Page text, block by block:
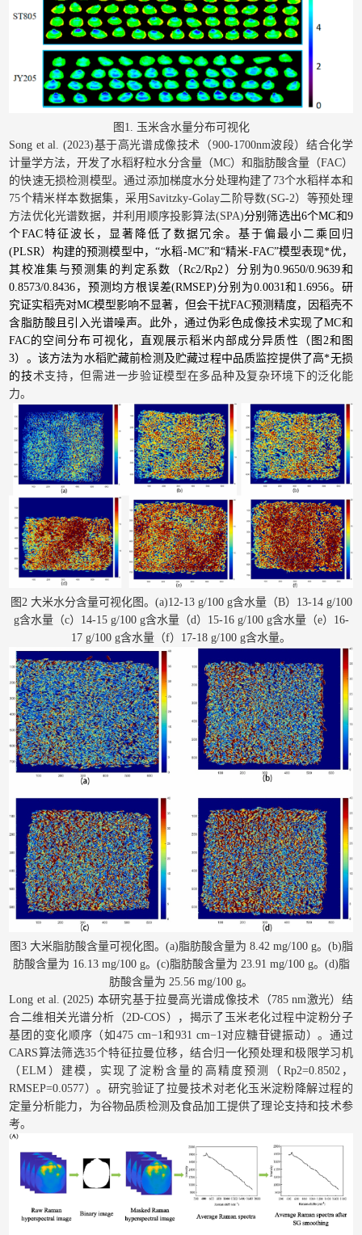
图1. 玉米含水量分布可视化
Song et al. (2023)基于高光谱成像技术（900-1700nm波段）结合化学
计量学方法，开发了水稻籽粒水分含量（MC）和脂肪酸含量（FAC）
的快速无损检测模型。通过添加梯度水分处理构建了73个水稻样本和
75个精米样本数据集，采用Savitzky-Golay二阶导数(SG-2）等预处理
方法优化光谱数据，并利用顺序投影算法(SPA)分别筛选出6个MC和9
个FAC特征波长，显著降低了数据冗余。基于偏最小二乘回归
(PLSR）构建的预测模型中，“水稻-MC”和“精米-FAC”模型表现*优，
其校准集与预测集的判定系数（Rc2/Rp2）分别为0.9650/0.9639和
0.8573/0.8436，预测均方根误差(RMSEP)分别为0.0031和1.6956。研
究证实稻壳对MC模型影响不显著，但会干扰FAC预测精度，因稻壳不
含脂肪酸且引入光谱噪声。此外，通过伪彩色成像技术实现了MC和
FAC的空间分布可视化，直观展示稻米内部成分异质性（图2和图
3）。该方法为水稻贮藏前检测及贮藏过程中品质监控提供了高*无损
的技 术支持，但需进一步验证模型在多品种及复杂环境下的泛化能
力。
图2 大米水分含量可视化图。(a)12-13 g/100 g含水量（B）13-14 g/100
g含水量（c）14-15 g/100 g含水量（d）15-16 g/100 g含水量（e）16-
17 g/100 g含水量（f）17-18 g/100 g含水量。
图3 大米脂肪酸含量可视化图。(a)脂肪酸含量为 8.42 mg/100 g。(b)脂
肪酸含量为 16.13 mg/100 g。(c)脂肪酸含量为 23.91 mg/100 g。(d)脂
肪酸含量为 25.56 mg/100 g。
Long et al. (2025) 本研究基于拉曼高光谱成像技术（785 nm激光）结
合二维相关光谱分析（2D-COS），揭示了玉米老化过程中淀粉分子
基团的变化顺序（如475 cm−1和931 cm−1对应糖苷键振动）。通过
CARS算法筛选35个特征拉曼位移，结合归一化预处理和极限学习机
（ELM）建模，实现了淀粉含量的高精度预测（Rp2=0.8502，
RMSEP=0.0577）。研究验证了拉曼技术对老化玉米淀粉降解过程的
定量分析能力，为谷物品质检测及食品加工提供了理论支持和技术参
考。